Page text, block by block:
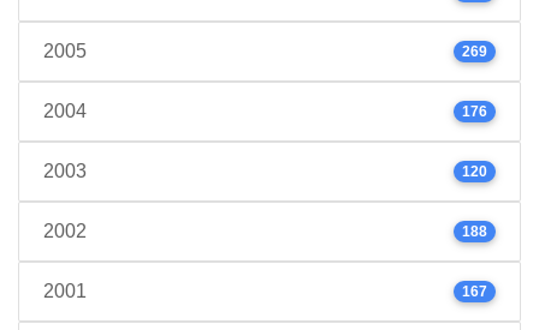
2005 269
2004 176
2003 120
2002 188
2001 167